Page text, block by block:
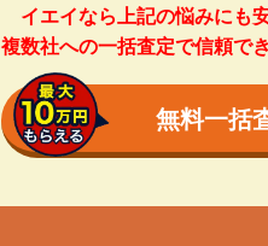
イエイなら上記の悩みにも
複数社への一括査定で信頼で
無料一括